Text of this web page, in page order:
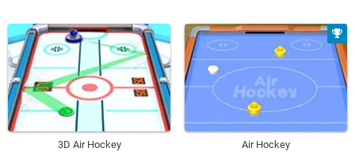
3D Air Hockey Air Hockey